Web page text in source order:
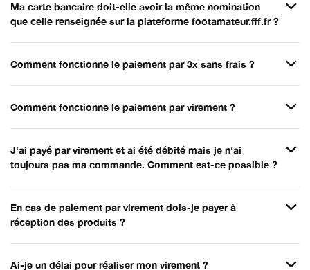
Ma carte bancaire doit-elle avoir la même nomination
que celle renseignée sur la plateforme footamateur.fff.fr ?
Comment fonctionne le paiement par 3x sans frais ?
Comment fonctionne le paiement par virement ?
J'ai payé par virement et ai été débité mais je n'ai
toujours pas ma commande. Comment est-ce possible ?
En cas de paiement par virement dois-je payer à
réception des produits ?
Ai-je un délai pour réaliser mon virement ?